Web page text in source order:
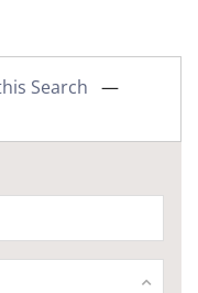
Search —